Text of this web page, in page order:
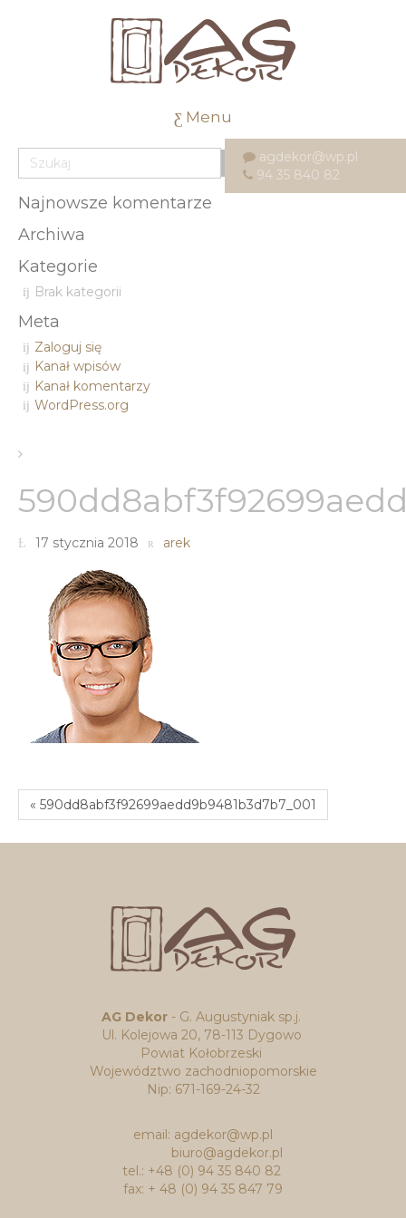
Menu
agdekor@wp.pl
94 35 840 82
Najnowsze komentarze
Archiwa
Kategorie
Brak kategorii
Meta
Zaloguj się
Kanał wpisów
Kanał komentarzy
WordPress.org
17 stycznia 2018 arek
« 590dd8abf3f92699aedd9b9481b3d7b7_001
AG Dekor - G. Augustyniak sp.j.
Ul. Kolejowa 20, 78-113 Dygowo
Powiat Kołobrzeski
Województwo zachodniopomorskie
Nip: 671-169-24-32
email: agdekor@wp.pl
biuro@agdekor.pl
tel.: +48 (0) 94 35 840 82
fax: + 48 (0) 94 35 847 79